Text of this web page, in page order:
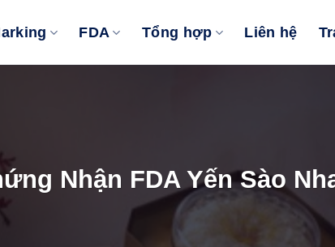
FDA Tổng hợp Liên hệ
Nhận FDA Yến Sào